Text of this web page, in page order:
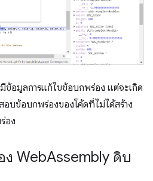
ข้อมูลการแก้ไขข้อบกพร่อง แต่จะเกิด
อบข้อบกพร่องของโค้ดที่ไม่ได้สร้าง
อง
ง WebAssembly ดิบ